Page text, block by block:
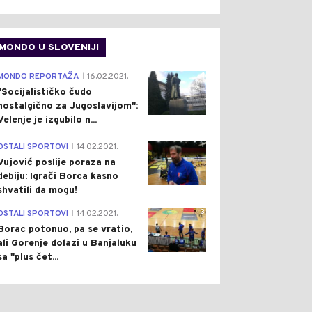
MONDO U SLOVENIJI
4
REPORTAŽA 16.02.2021.
čudo
za Jugoslavijom":
je izgubilo n...
1
SPORTOVI 14.02.2021.
poslije poraza na
Igrači Borca kasno
da mogu!
3
SPORTOVI 14.02.2021.
potonuo, pa se vratio,
Gorenje dolazi u Banjaluku
"plus čet...